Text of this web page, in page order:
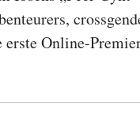
Online-